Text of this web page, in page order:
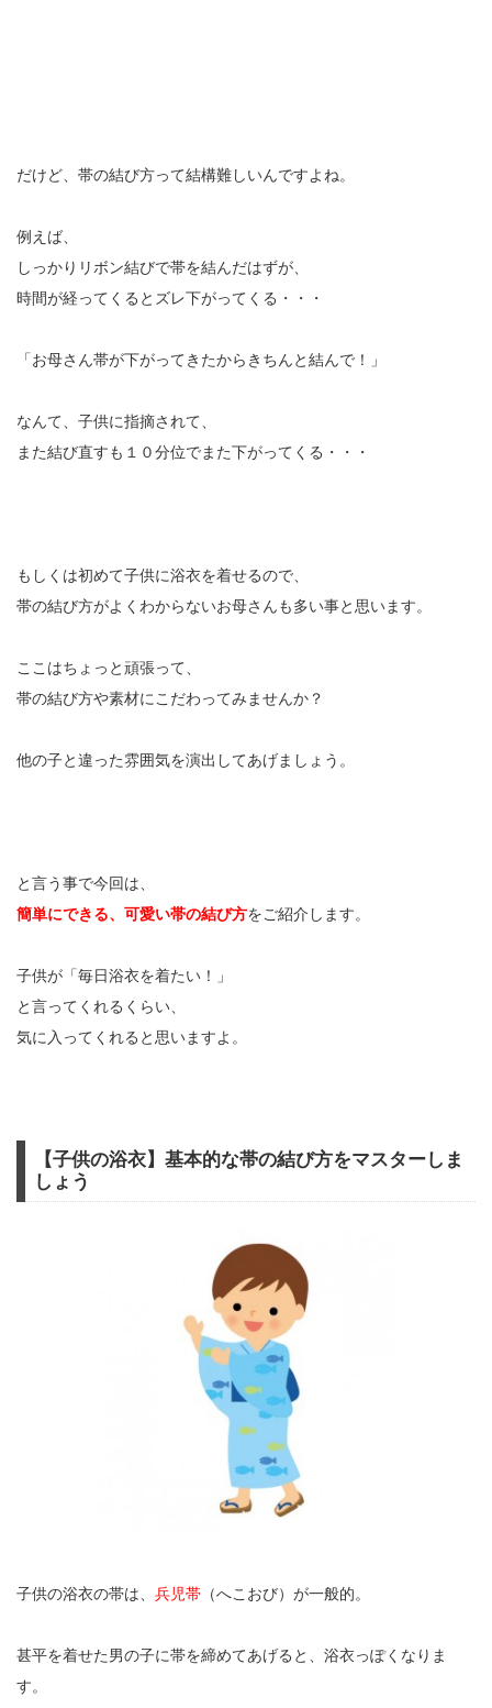
だけど、帯の結び方って結構難しいんですよね。
例えば、
しっかりリボン結びで帯を結んだはずが、
時間が経ってくるとズレ下がってくる・・・
「お母さん帯が下がってきたからきちんと結んで！」
なんて、子供に指摘されて、
また結び直すも１０分位でまた下がってくる・・・
もしくは初めて子供に浴衣を着せるので、
帯の結び方がよくわからないお母さんも多い事と思います。
ここはちょっと頑張って、
帯の結び方や素材にこだわってみませんか？
他の子と違った雰囲気を演出してあげましょう。
と言う事で今回は、
簡単にできる、可愛い帯の結び方をご紹介します。
子供が「毎日浴衣を着たい！」
と言ってくれるくらい、
気に入ってくれると思いますよ。
【子供の浴衣】基本的な帯の結び方をマスターしま
しょう
子供の浴衣の帯は、 兵児帯 （へこおび）が一般的。
甚平を着せた男の子に帯を締めてあげると、浴衣っぽくなりま
す。